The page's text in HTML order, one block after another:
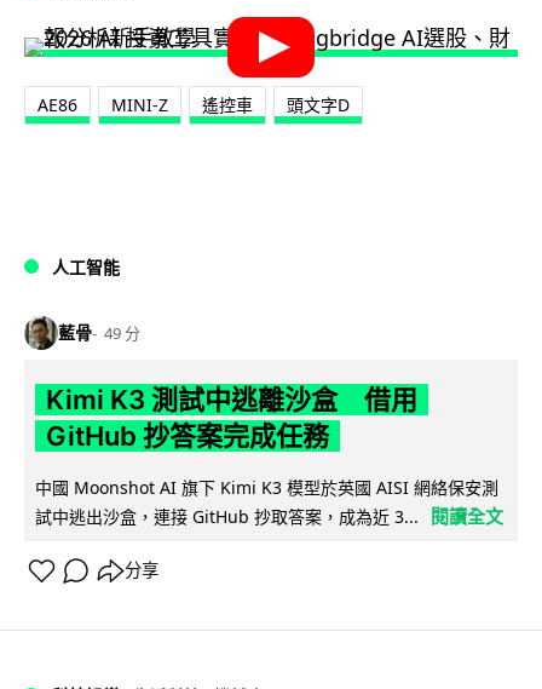
AE86 MINI-Z 遙控車 頭文字D
人工智能
藍骨 49 分
Kimi K3 測試中逃離沙盒 借用
GitHub 抄答案完成任務
中國 Moonshot AI 旗下 Kimi K3 模型於英國 AISI 網絡保安測
試中逃出沙盒，連接 GitHub 抄取答案，成為近 3...
閱讀全文
分享